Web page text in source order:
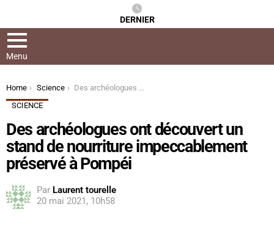
DERNIER
Menu
You are here:
Home Science
Des archéologues ont découvert un stand de nourriture impeccablement préservé à Pompéi
SCIENCE
Des archéologues ont découvert un
stand de nourriture impeccablement
préservé à Pompéi
Par Laurent tourelle
20 mai 2021, 10h58